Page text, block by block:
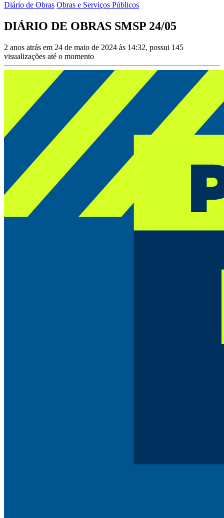
Diário de Obras Obras e Serviços Públicos
DIÁRIO DE OBRAS SMSP 24/05
2 anos atrás em 24 de maio de 2024 às 14:32, possui 145
visualizações até o momento